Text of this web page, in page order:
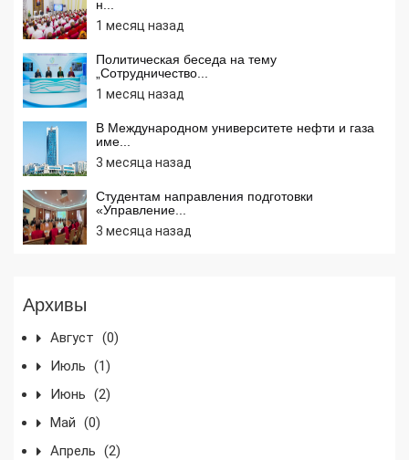
н...
1 месяц назад
Политическая беседа на тему
„Сотрудничество...
1 месяц назад
В Международном университете нефти и газа
име...
3 месяца назад
Студентам направления подготовки
«Управление...
3 месяца назад
Архивы
Август (0)
Июль (1)
Июнь (2)
Май (0)
Апрель (2)